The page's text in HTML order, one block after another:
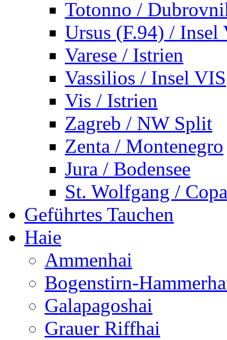
Totonno /
Ursus (F.94) / Insel
Varese / Istrien
Vassilios / Insel VIS
Vis / Istrien
Zagreb / NW Split
Zenta / Montenegro
Jura / Bodensee
St. Wolfgang /
Geführtes Tauchen
Haie
Ammenhai
Bogenstirn-
Galapagoshai
Grauer Riffhai